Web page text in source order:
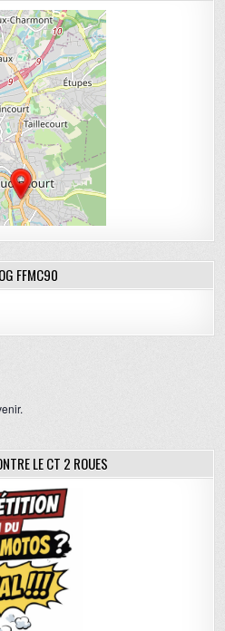
FFMC90
LE CT 2 ROUES